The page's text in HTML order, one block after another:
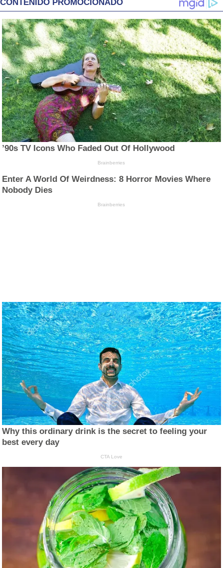
CONTENIDO PROMOCIONADO
’90s TV Icons Who Faded Out Of Hollywood
Brainberries
Enter A World Of Weirdness: 8 Horror Movies Where
Nobody Dies
Brainberries
Why this ordinary drink is the secret to feeling your
best every day
CTA Love